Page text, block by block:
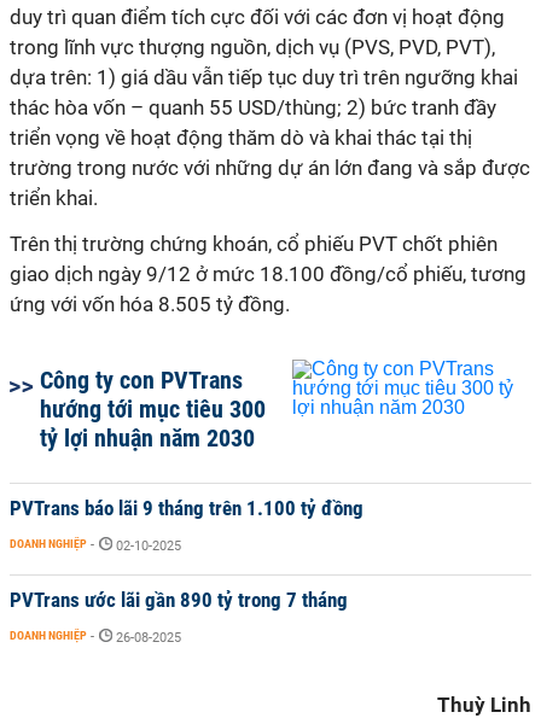
duy trì quan điểm tích cực đối với các đơn vị hoạt động
trong lĩnh vực thượng nguồn, dịch vụ (PVS, PVD, PVT),
dựa trên: 1) giá dầu vẫn tiếp tục duy trì trên ngưỡng khai
thác hòa vốn – quanh 55 USD/thùng; 2) bức tranh đầy
triển vọng về hoạt động thăm dò và khai thác tại thị
trường trong nước với những dự án lớn đang và sắp được
triển khai.
Trên thị trường chứng khoán, cổ phiếu PVT chốt phiên
giao dịch ngày 9/12 ở mức 18.100 đồng/cổ phiếu, tương
ứng với vốn hóa 8.505 tỷ đồng.
Công ty con PVTrans
hướng tới mục tiêu 300
tỷ lợi nhuận năm 2030
PVTrans báo lãi 9 tháng trên 1.100 tỷ đồng
DOANH NGHIỆP - 02-10-2025
PVTrans ước lãi gần 890 tỷ trong 7 tháng
DOANH NGHIỆP - 26-08-2025
Thuỳ Linh